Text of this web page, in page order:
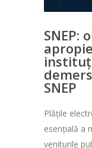
SNEP:
SNEP
Plățile
esențială a
veniturile